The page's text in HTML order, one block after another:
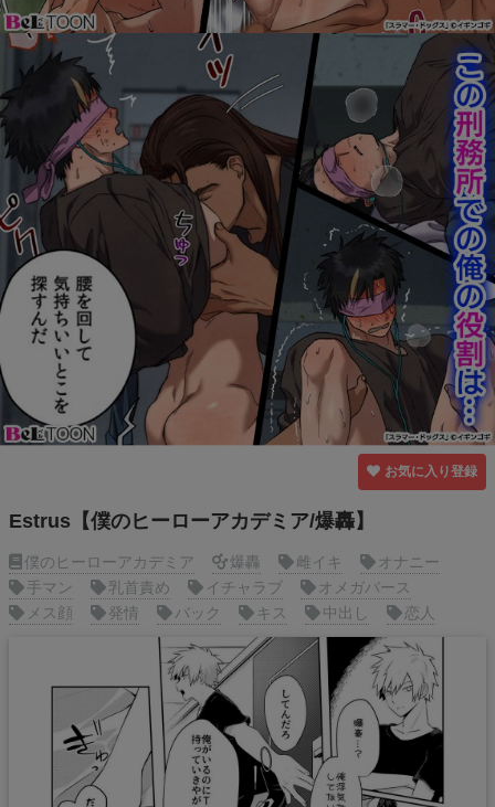
お気に入り登録
Estrus【僕のヒーローアカデミア/爆轟】
僕のヒーローアカデミア 爆轟 雌イキ
オナニー
手マン
乳首責め イチャラブ
オメガバース
メス顔
発情 バック キス 中出し 恋人